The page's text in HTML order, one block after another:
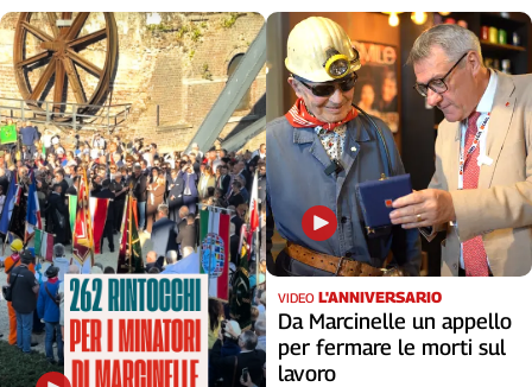
VIDEO L'ANNIVERSARIO
Da Marcinelle un appello
per fermare le morti sul
lavoro